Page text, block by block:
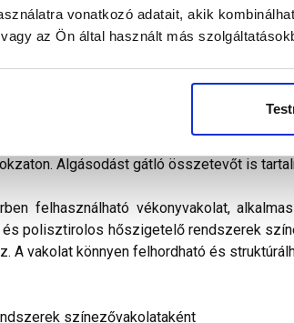
vonatkozó adatait, akik
az Ön által használt más
információkat talál a termékkel
gyárilag előkevert, kapart hatású
könnyen kivitelezhető és az
gyakorlatilag nem páraáteresztő.
Színválasztékában pasztell és
Algásodást gátló összetevőt is
felhasználható vékonyvakolat,
polisztirolos hőszigetelő rendszerek
A vakolat könnyen felhordható és
színezővakolataként